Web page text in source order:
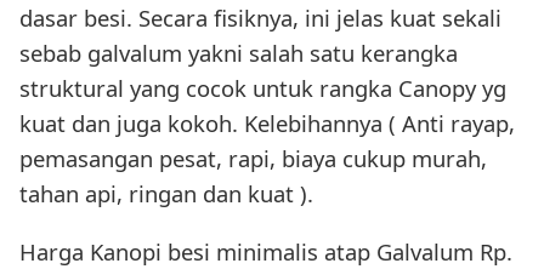
dasar besi. Secara fisiknya, ini jelas kuat sekali
sebab galvalum yakni salah satu kerangka
struktural yang cocok untuk rangka Canopy yg
kuat dan juga kokoh. Kelebihannya ( Anti rayap,
pemasangan pesat, rapi, biaya cukup murah,
tahan api, ringan dan kuat ).
Harga Kanopi besi minimalis atap Galvalum Rp.